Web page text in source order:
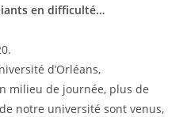
en difficulté…
d’Orléans,
milieu de journée, plus de
notre université sont venus,